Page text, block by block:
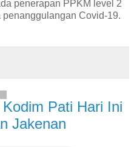
penerapan PPKM level 2
Covid-19.
Pati Hari Ini
Jakenan